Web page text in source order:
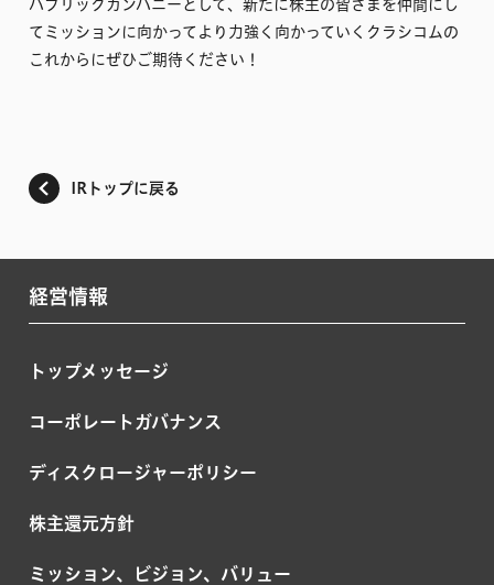
パブリックカンパニーとして、新たに株主の皆さまを仲間にし
てミッションに向かってより力強く向かっていくクラシコムの
これからにぜひご期待ください！
IRトップに戻る
経営情報
トップメッセージ
コーポレートガバナンス
ディスクロージャーポリシー
株主還元方針
ミッション、ビジョン、バリュー